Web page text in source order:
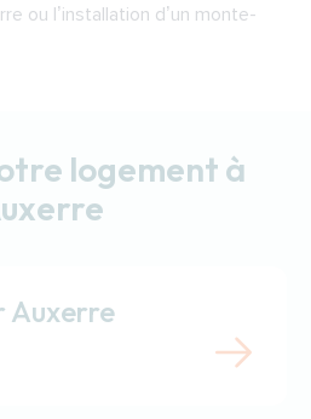
ou l’installation d’un monte-
logement à
Auxerre